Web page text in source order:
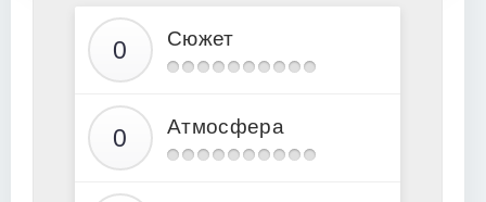
Сюжет
Атмосфера